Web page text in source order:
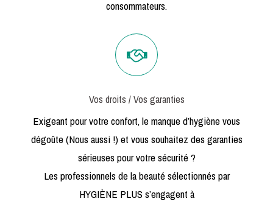
consommateurs.
Vos droits / Vos garanties
Exigeant pour votre confort, le manque d’hygiène vous
dégoûte (Nous aussi !) et vous souhaitez des garanties
sérieuses pour votre sécurité ?
Les professionnels de la beauté sélectionnés par
HYGIÈNE PLUS s’engagent à